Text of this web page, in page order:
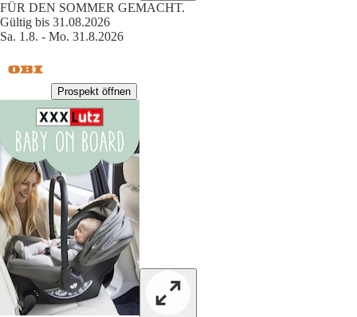
FÜR DEN SOMMER GEMACHT.
Gültig bis 31.08.2026
Sa. 1.8. - Mo. 31.8.2026
Prospekt öffnen